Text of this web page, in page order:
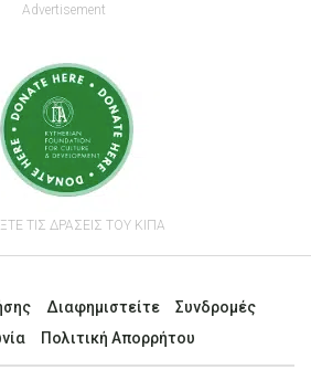
Advertisement
ΤΙΣ ΔΡΑΣΕΙΣ ΤΟΥ ΚΙΠΑ
Διαφημιστείτε
Συνδρομές
Πολιτική Απορρήτου